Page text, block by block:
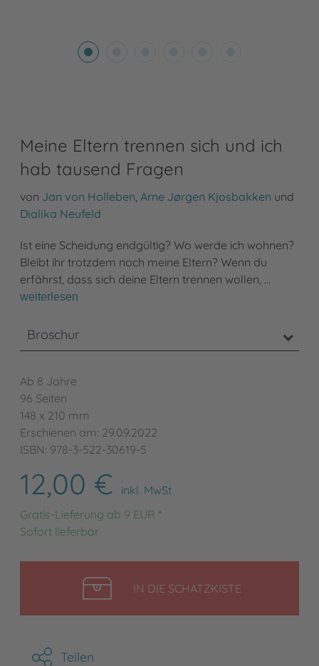
Meine Eltern trennen sich und ich
hab tausend Fragen
von Jan von Holleben Arne Jørgen Kjosbakken und
Dialika Neufeld
Ist eine Scheidung endgültig? Wo werde ich wohnen?
Bleibt ihr trotzdem noch meine Eltern? Wenn du
erfährst, dass sich deine Eltern trennen wollen, …
weiterlesen
Broschur
Ab 8 Jahre
96 Seiten
148 x 210 mm
Erschienen am: 29.09.2022
ISBN: 978-3-522-30619-5
12,00 €
inkl. MwSt
Gratis-Lieferung ab 9 EUR *
Sofort lieferbar
IN DIE SCHATZKISTELEGEN
Teilen